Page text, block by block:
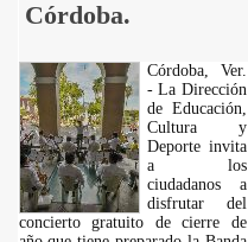
Córdoba.
Córdoba, Ver.
- La Dirección
de Educación,
Cultura y
Deporte invita
a los
ciudadanos a
disfrutar del
concierto gratuito de cierre de